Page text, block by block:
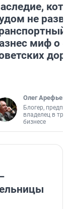
не
миф о
Олег Арефьев
Блогер,
владелец в
бизнесе